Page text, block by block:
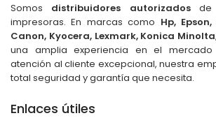
Somos distribuidores autorizadosde
impresoras. En marcas como Hp,
Canon, Kyocera, Lexmark, Konica
una amplia experiencia en el
atención al cliente excepcional, nuestra
total seguridad y garantía que necesita.
Enlaces útiles